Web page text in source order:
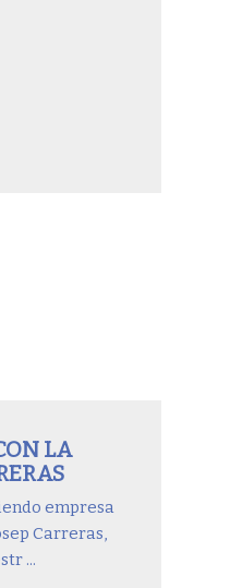
LA
empresa
Carreras,
...